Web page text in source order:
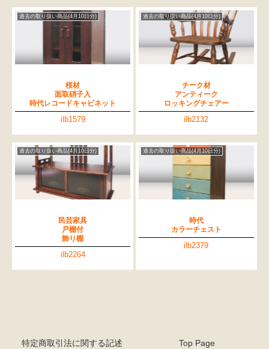
過去の取り扱い商品(4月10日分)
桜材
面取硝子入
時代レコードキャビネット
ilb1579
過去の取り扱い商品(4月10日分)
チーク材
アンティーク
ロッキングチェアー
ilb2132
過去の取り扱い商品(4月10日分)
民芸家具
戸棚付
飾り棚
ilb2264
過去の取り扱い商品(4月10日分)
時代
カラーチェスト
ilb2379
特定商取引法に関する記述 Top Page